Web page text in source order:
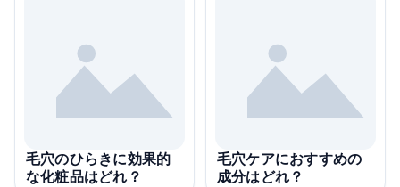
毛穴のひらきに効果的
な化粧品はどれ？
毛穴ケアにおすすめの
成分はどれ？